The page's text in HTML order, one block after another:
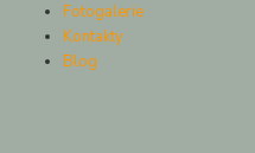
Fotogalerie
Kontakty
Blog